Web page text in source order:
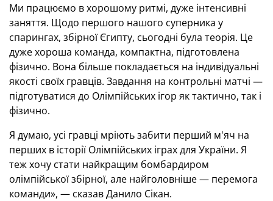
Ми працюємо в хорошому ритмі, дуже інтенсивні
заняття. Щодо першого нашого суперника у
спарингах, збірної Єгипту, сьогодні була теорія. Це
дуже хороша команда, компактна, підготовлена
фізично. Вона більше покладається на індивідуальні
якості своїх гравців. Завдання на контрольні матчі —
підготуватися до Олімпійських ігор як тактично, так і
фізично.
Я думаю, усі гравці мріють забити перший м'яч на
перших в історії Олімпійських іграх для України. Я
теж хочу стати найкращим бомбардиром
олімпійської збірної, але найголовніше — перемога
команди», — сказав Данило Сікан.